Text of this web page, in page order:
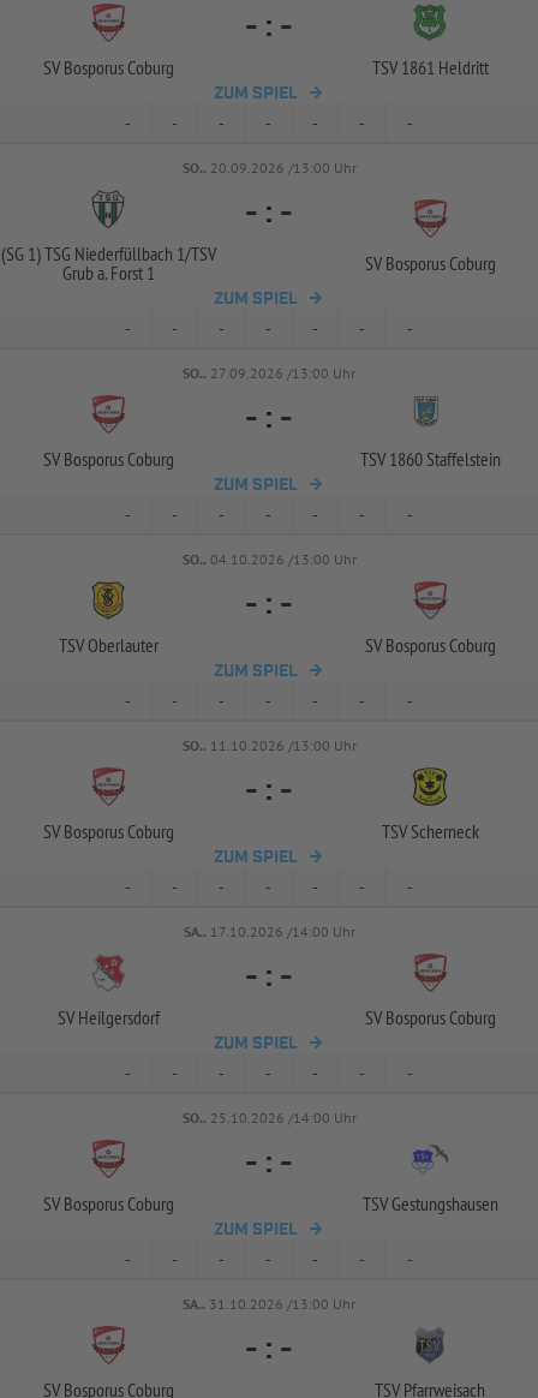
SV Bosporus Coburg
- : -
TSV 1861 Heldritt
ZUM SPIEL
- - - - - - -
SO.. 20.09.2026 /13:00 Uhr
(SG 1) TSG Niederfüllbach 1/TSV
Grub a. Forst 1
- : -
SV Bosporus Coburg
ZUM SPIEL
- - - - - - -
SO.. 27.09.2026 /13:00 Uhr
SV Bosporus Coburg
- : -
TSV 1860 Staffelstein
ZUM SPIEL
- - - - - - -
SO.. 04.10.2026 /13:00 Uhr
TSV Oberlauter
- : -
SV Bosporus Coburg
ZUM SPIEL
- - - - - - -
SO.. 11.10.2026 /13:00 Uhr
SV Bosporus Coburg
- : -
TSV Scherneck
ZUM SPIEL
- - - - - - -
SA.. 17.10.2026 /14:00 Uhr
SV Heilgersdorf
- : -
SV Bosporus Coburg
ZUM SPIEL
- - - - - - -
SO.. 25.10.2026 /14:00 Uhr
SV Bosporus Coburg
- : -
TSV Gestungshausen
ZUM SPIEL
- - - - - - -
SA.. 31.10.2026 /13:00 Uhr
SV Bosporus Coburg
- : -
TSV Pfarrweisach